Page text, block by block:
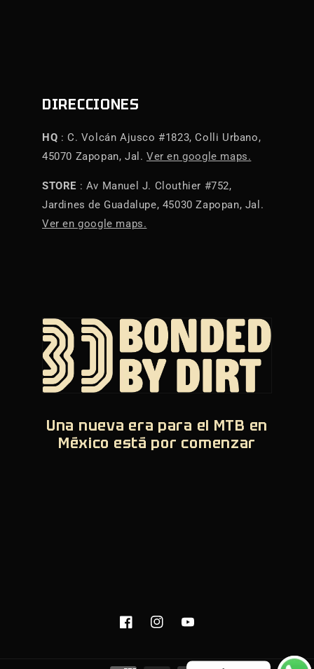
DIRECCIONES
HQ : C. Volcán Ajusco #1823, Colli Urbano,
45070 Zapopan, Jal. Ver en google maps.
STORE : Av Manuel J. Clouthier #752,
Jardines de Guadalupe, 45030 Zapopan, Jal.
Ver en google maps.
Una nueva era para el MTB en
México está por comenzar
FacebookInstagramYouTube